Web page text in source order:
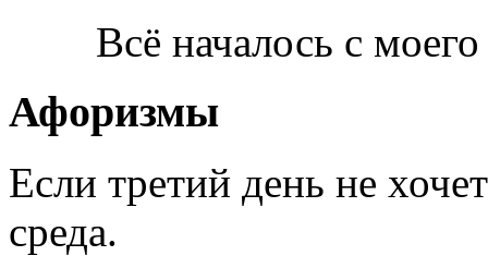
Всё началось с
Афоризмы
Если третий день не
среда.